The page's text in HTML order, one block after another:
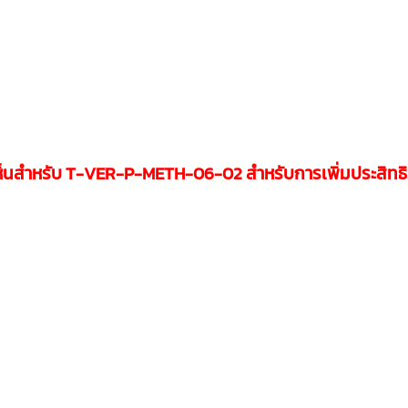
สำหรับT-VER-P-METH-06-02สำหรับการเพิ่มประสิท